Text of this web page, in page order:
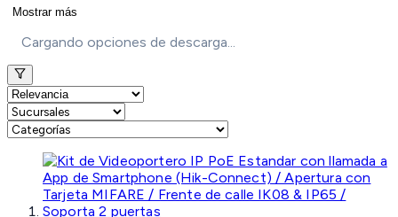
Mostrar más
Cargando opciones de descarga...